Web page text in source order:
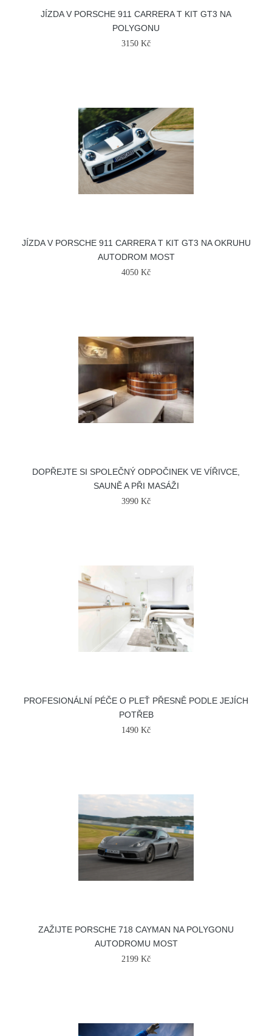
JÍZDA V PORSCHE 911 CARRERA T KIT GT3 NA
POLYGONU
3150 Kč
JÍZDA V PORSCHE 911 CARRERA T KIT GT3 NA OKRUHU
AUTODROM MOST
4050 Kč
DOPŘEJTE SI SPOLEČNÝ ODPOČINEK VE VÍŘIVCE,
SAUNĚ A PŘI MASÁŽI
3990 Kč
PROFESIONÁLNÍ PÉČE O PLEŤ PŘESNĚ PODLE JEJÍCH
POTŘEB
1490 Kč
ZAŽIJTE PORSCHE 718 CAYMAN NA POLYGONU
AUTODROMU MOST
2199 Kč